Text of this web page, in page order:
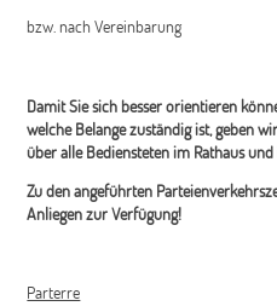
bzw. nach Vereinbarung
Damit Sie sich besser orientieren
welche Belange zuständig ist, geben
über alle Bediensteten im Rathaus
Zu den angeführten
Anliegen zur Verfügung!
Parterre